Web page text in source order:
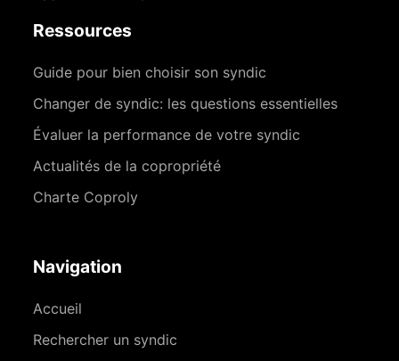
Ressources
Guide pour bien choisir son syndic
Changer de syndic: les questions essentielles
Évaluer la performance de votre syndic
Actualités de la copropriété
Charte Coproly
Navigation
Accueil
Rechercher un syndic